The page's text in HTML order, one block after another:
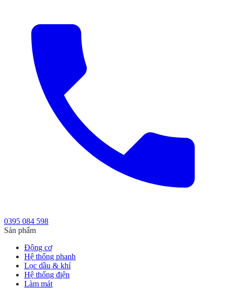
0395 084 598
Sản phẩm
Động cơ
Hệ thống phanh
Lọc dầu & khí
Hệ thống điện
Làm mát